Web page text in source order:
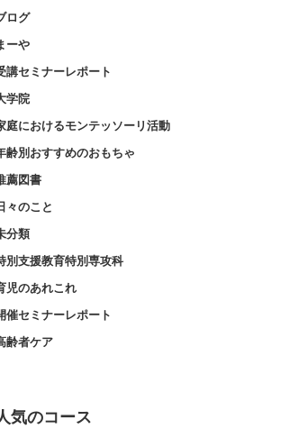
ログ
ーや
講セミナーレポート
学院
庭におけるモンテッソーリ活動
齢別おすすめのおもちゃ
薦図書
々のこと
分類
別支援教育特別専攻科
児のあれこれ
催セミナーレポート
齢者ケア
気のコース